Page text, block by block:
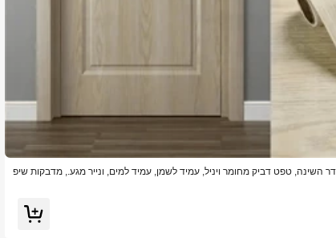
השינה, טפט דביק מחומר ויניל, עמיד לשמן, עמיד למים, ונייר מגע., מדבקות שיפ
רענן שלך בית, רמה מדבקות קישוט